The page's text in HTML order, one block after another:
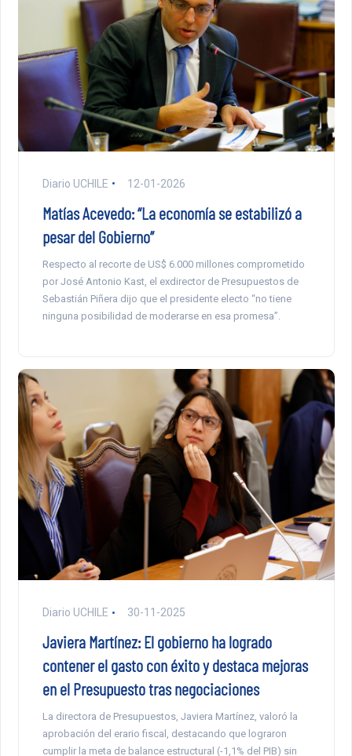
Diario UCHILE 12-01-2026
Matías Acevedo: “La economía se estabilizó a
pesar del Gobierno”
Respecto al recorte de US$ 6.000 millones comprometido
por José Antonio Kast, el exdirector de Presupuestos de
Sebastián Piñera dijo que el presidente electo “no tiene
ninguna posibilidad de moderarse en esa promesa”.
Diario UCHILE 30-11-2025
Javiera Martínez: El gobierno ha logrado
contener el gasto con éxito y destaca mejoras
en el Presupuesto tras negociaciones
La directora de Presupuestos, Javiera Martínez, valoró la
aprobación del erario fiscal, destacando que lograron
cumplir la meta de balance estructural (-1,1% del PIB) sin